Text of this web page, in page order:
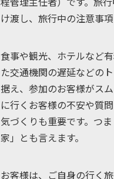
け渡し、旅行中の注意事
食事や観光、ホテルなど
た交通機関の遅延などの
据え、参加のお客様がス
に行くお客様の不安や質
気づくりも重要です。つ
家」とも言えます。
お客様は、ご自身の行く